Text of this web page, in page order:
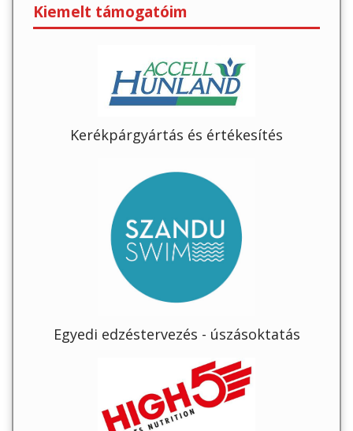
Kiemelt támogatóim
Kerékpárgyártás és értékesítés
Egyedi edzéstervezés - úszásoktatás